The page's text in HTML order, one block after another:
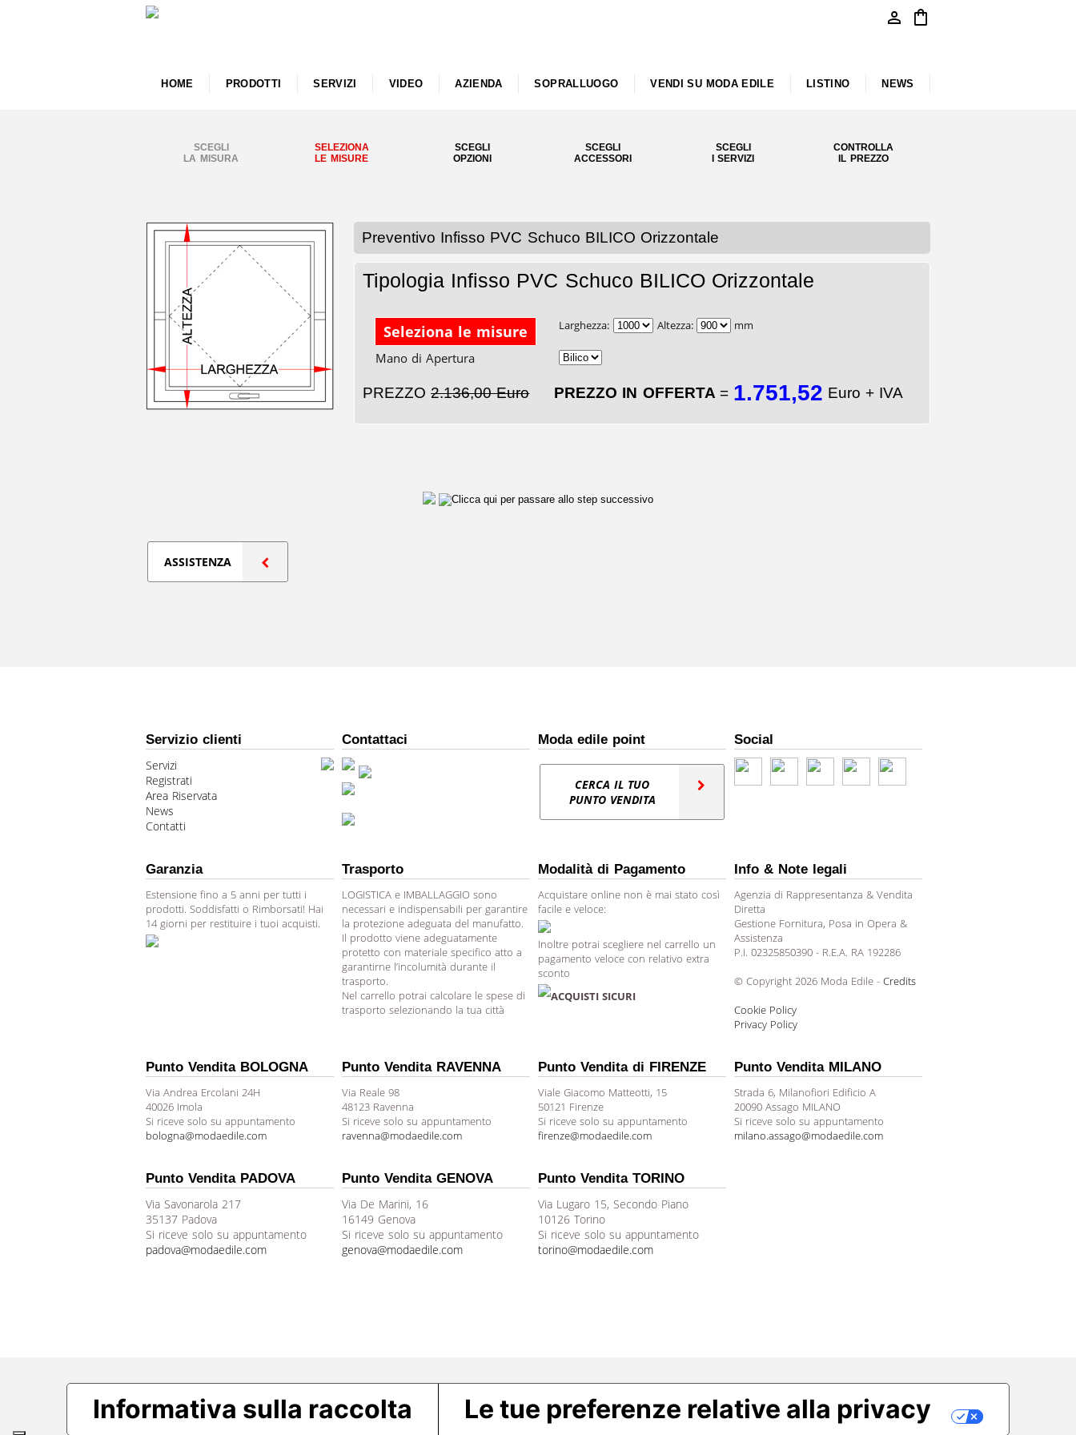
person shopping_bag
HOME PRODOTTI SERVIZI VIDEO AZIENDA SOPRALLUOGO VENDI SU MODA EDILE LISTINO NEWS
SCEGLI
LA MISURA
SELEZIONA
LE MISURE
SCEGLI
OPZIONI
SCEGLI
ACCESSORI
SCEGLI
I SERVIZI
CONTROLLA
IL PREZZO
Preventivo Infisso PVC Schuco BILICO Orizzontale
Tipologia Infisso PVC Schuco BILICO Orizzontale
Seleziona le misure Larghezza: Altezza: mm
Mano di Apertura
PREZZO2.136,00 Euro PREZZO IN OFFERTA = 1.751,52 Euro + IVA
ASSISTENZA
Servizio clienti
Servizi
Registrati
Area Riservata
News
Contatti
Contattaci Moda edile point
CERCA IL TUO
PUNTO VENDITA
Social
Garanzia
Estensione fino a 5 anni per tutti i
prodotti. Soddisfatti o Rimborsati! Hai
14 giorni per restituire i tuoi acquisti.
Trasporto
LOGISTICA e IMBALLAGGIO sono
necessari e indispensabili per garantire
la protezione adeguata del manufatto.
Il prodotto viene adeguatamente
protetto con materiale specifico atto a
garantirne l’incolumità durante il
trasporto.
Nel carrello potrai calcolare le spese di
trasporto selezionando la tua città
Modalità di Pagamento
Acquistare online non è mai stato così
facile e veloce:
Inoltre potrai scegliere nel carrello un
pagamento veloce con relativo extra
sconto
ACQUISTI SICURI
Info & Note legali
Agenzia di Rappresentanza & Vendita
Diretta
Gestione Fornitura, Posa in Opera &
Assistenza
P.I. 02325850390 - R.E.A. RA 192286
© Copyright 2026 Moda Edile - Credits
Cookie Policy
Privacy Policy
Punto Vendita BOLOGNA
Via Andrea Ercolani 24H
40026 Imola
Si riceve solo su appuntamento
bologna@modaedile.com
Punto Vendita RAVENNA
Via Reale 98
48123 Ravenna
Si riceve solo su appuntamento
ravenna@modaedile.com
Punto Vendita di FIRENZE
Viale Giacomo Matteotti, 15
50121 Firenze
Si riceve solo su appuntamento
firenze@modaedile.com
Punto Vendita MILANO
Strada 6, Milanofiori Edificio A
20090 Assago MILANO
Si riceve solo su appuntamento
milano.assago@modaedile.com
Punto Vendita PADOVA
Via Savonarola 217
35137 Padova
Si riceve solo su appuntamento
padova@modaedile.com
Punto Vendita GENOVA
Via De Marini, 16
16149 Genova
Si riceve solo su appuntamento
genova@modaedile.com
Punto Vendita TORINO
Via Lugaro 15, Secondo Piano
10126 Torino
Si riceve solo su appuntamento
torino@modaedile.com
Informativa sulla raccolta Le tue preferenze relative alla privacy